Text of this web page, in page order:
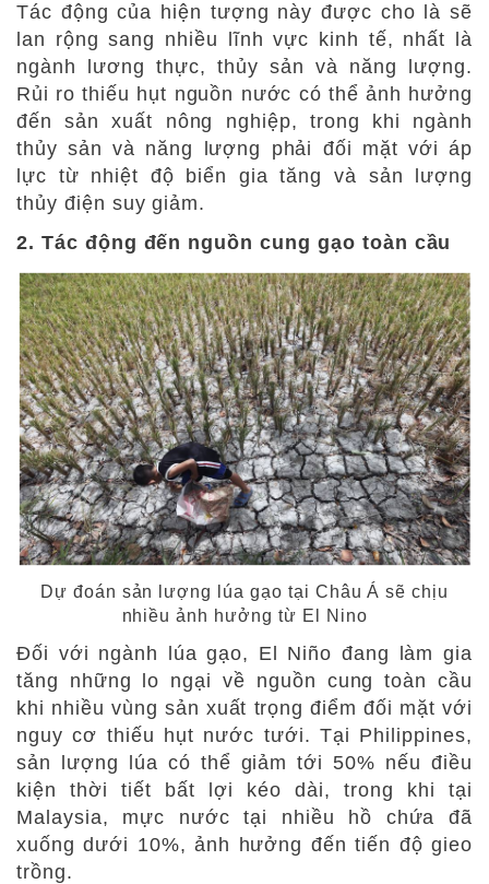
Tác động của hiện tượng này được cho là sẽ
lan rộng sang nhiều lĩnh vực kinh tế, nhất là
ngành lương thực, thủy sản và năng lượng.
Rủi ro thiếu hụt nguồn nước có thể ảnh hưởng
đến sản xuất nông nghiệp, trong khi ngành
thủy sản và năng lượng phải đối mặt với áp
lực từ nhiệt độ biển gia tăng và sản lượng
thủy điện suy giảm.
2. Tác động đến nguồn cung gạo toàn cầu
Dự đoán sản lượng lúa gạo tại Châu Á sẽ chịu
nhiều ảnh hưởng từ El Nino
Đối với ngành lúa gạo, El Niño đang làm gia
tăng những lo ngại về nguồn cung toàn cầu
khi nhiều vùng sản xuất trọng điểm đối mặt với
nguy cơ thiếu hụt nước tưới. Tại Philippines,
sản lượng lúa có thể giảm tới 50% nếu điều
kiện thời tiết bất lợi kéo dài, trong khi tại
Malaysia, mực nước tại nhiều hồ chứa đã
xuống dưới 10%, ảnh hưởng đến tiến độ gieo
trồng.